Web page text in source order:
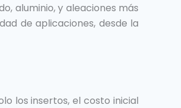
aluminio, y aleaciones más
de aplicaciones, desde la
los insertos, el costo inicial